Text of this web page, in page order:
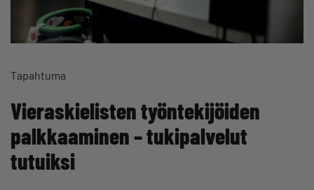
Tapahtuma
Vieraskielisten työntekijöiden
palkkaaminen – tukipalvelut
tutuiksi